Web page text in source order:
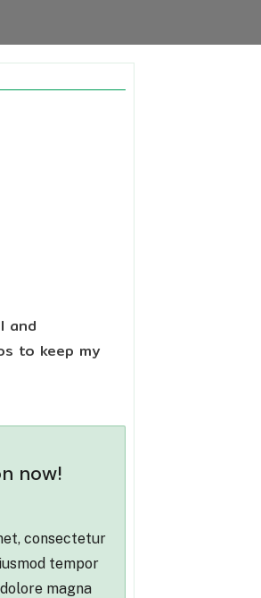
and
to keep my
now!
consectetur
tempor
magna